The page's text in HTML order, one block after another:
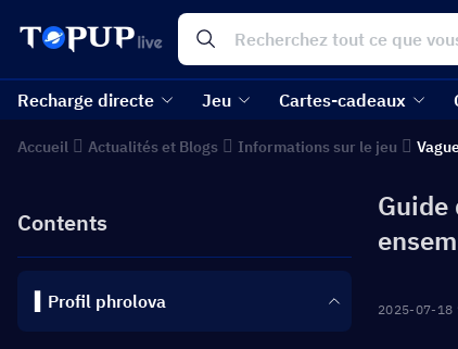
Recharge directe Jeu Cartes-cadeaux
Accueil Actualités et Blogs Informations sur le jeu
Contents
▍Profil phrolova 2025-07-18